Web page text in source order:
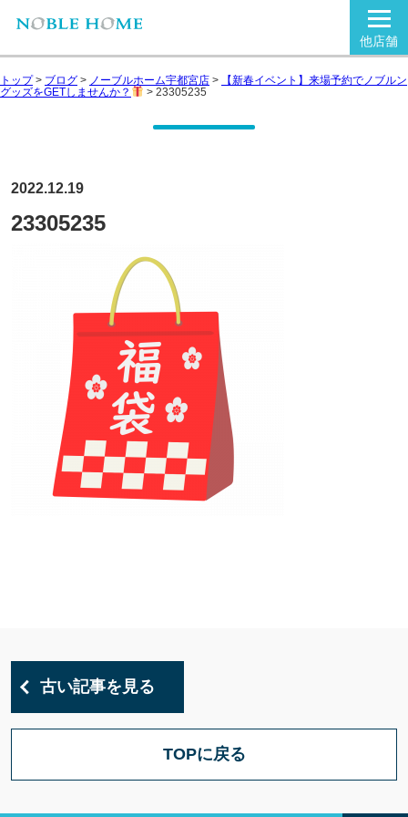
他店舗
トップ> ブログ > ノーブルホーム宇都宮店 >
【新春イベント】来場予約でノブルン
グッズをGETしませんか？
> 23305235
2022.12.19
23305235
古い記事を見る
TOPに戻る